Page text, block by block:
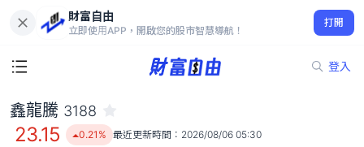
財富自由
立即使用APP，開啟您的股市智慧導航！
打開
登入
23.15
0.21%
鑫龍騰 3188
23.15 0.21% 最近更新時間： 2026/08/06 05:30